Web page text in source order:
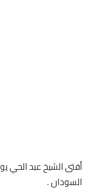
أفتى الشيخ عبد الحي
السودان .